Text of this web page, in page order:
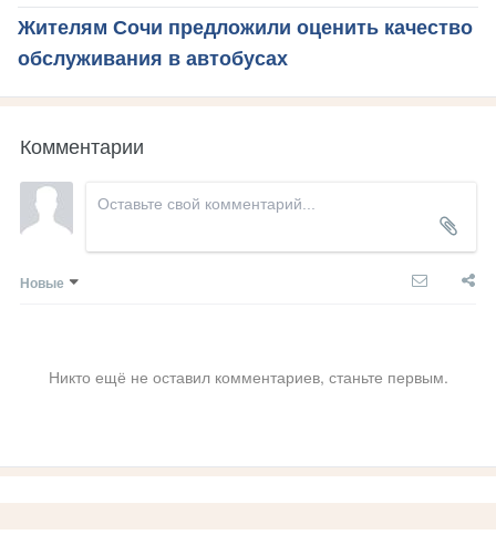
Жителям Сочи предложили оценить качество
обслуживания в автобусах
Комментарии
Новые
Никто ещё не оставил комментариев, станьте первым.